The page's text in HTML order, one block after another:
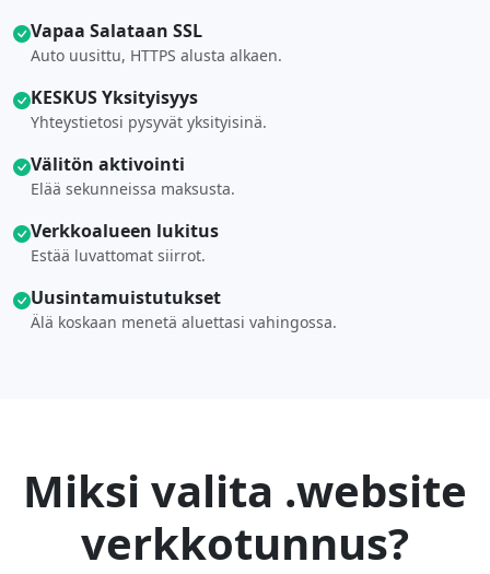
Vapaa Salataan SSL
Auto uusittu, HTTPS alusta alkaen.
KESKUS Yksityisyys
Yhteystietosi pysyvät yksityisinä.
Välitön aktivointi
Elää sekunneissa maksusta.
Verkkoalueen lukitus
Estää luvattomat siirrot.
Uusintamuistutukset
Älä koskaan menetä aluettasi vahingossa.
Miksi valita .website
verkkotunnus?